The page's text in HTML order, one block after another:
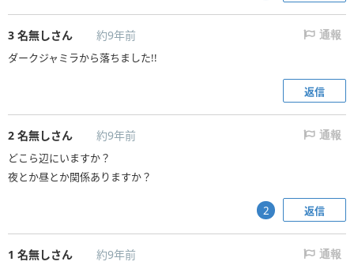
3 名無しさん 約9年前 通報
ダークジャミラから落ちました!!
返信
2 名無しさん 約9年前 通報
どこら辺にいますか？
夜とか昼とか関係ありますか？
返信
2
1 名無しさん 約9年前 通報